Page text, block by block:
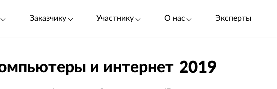
Заказчику Участнику О нас Эксперты
и интернет 2019